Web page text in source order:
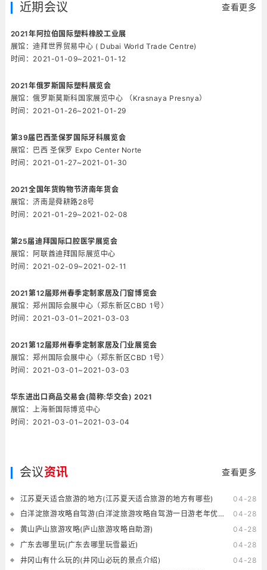
近期会议 查看更多
2021年阿拉伯国际塑料橡胶工业展
展馆：迪拜世界贸易中心 ( Dubai World Trade Centre)
时间：2021-01-09~2021-01-12
2021年俄罗斯国际塑料展览会
展馆：俄罗斯莫斯科国家展览中心 （Krasnaya Presnya）
时间：2021-01-26~2021-01-29
第39届巴西圣保罗国际牙科展览会
展馆：巴西 圣保罗 Expo Center Norte
时间：2021-01-27~2021-01-30
2021全国年货购物节济南年货会
展馆：济南是舜耕路28号
时间：2021-01-29~2021-02-08
第25届迪拜国际口腔医学展览会
展馆：阿联酋迪拜国际展览中心
时间：2021-02-09~2021-02-11
2021第12届郑州春季定制家居及门窗博览会
展馆：郑州国际会展中心（郑东新区CBD 1号）
时间：2021-03-01~2021-03-03
2021第12届郑州春季定制家居及门业展览会
展馆：郑州国际会展中心（郑东新区CBD 1号）
时间：2021-03-01~2021-03-03
华东进出口商品交易会(简称:华交会) 2021
展馆：上海新国际博览中心
时间：2021-03-01~2021-03-04
会议资讯 查看更多
江苏夏天适合旅游的地方(江苏夏天适合旅游的地方有哪些)
04-28
白洋淀旅游攻略自驾游(白洋淀旅游攻略自驾游一日游老年优惠吗)
04-28
黄山庐山旅游攻略(庐山旅游攻略自助游)
04-28
广东去哪里玩(广东去哪里玩雪最近)
04-28
井冈山有什么玩的(井冈山必玩的景点介绍)
04-28